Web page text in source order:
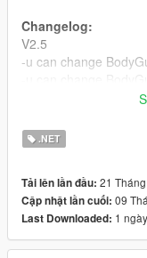
Changelog:
V2.5
-u can change
-[Fixed] God Mode in
V2.0
-[Fixed]BodyGuard
-U can set God mode
//u can edit key from
-U can kill all
//u can edit key from
.NET
Tải lên lần đầu: 21
Cập nhật lần cuối: 09
Last Downloaded: 1